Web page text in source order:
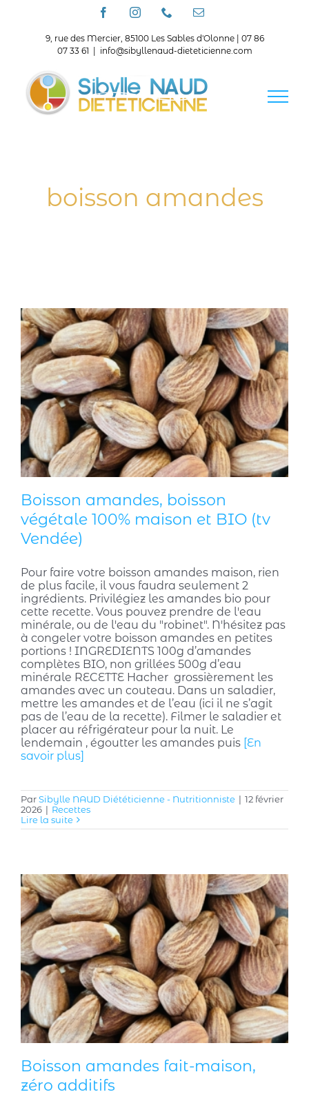
FacebookInstagramTéléphoneEmail
9, rue des Mercier, 85100 Les Sables d'Olonne | 07 86
07 33 61
info@sibyllenaud-dieteticienne.com
boisson amandes
Boisson amandes, boisson
végétale 100% maison et BIO (tv
Vendée)
Pour faire votre boisson amandes maison, rien
de plus facile, il vous faudra seulement 2
ingrédients. Privilégiez les amandes bio pour
cette recette. Vous pouvez prendre de l'eau
minérale, ou de l'eau du "robinet". N'hésitez pas
à congeler votre boisson amandes en petites
portions ! INGREDIENTS 100g d’amandes
complètes BIO, non grillées 500g d’eau
minérale RECETTE Hacher grossièrement les
amandes avec un couteau. Dans un saladier,
mettre les amandes et de l’eau (ici il ne s’agit
pas de l’eau de la recette). Filmer le saladier et
placer au réfrigérateur pour la nuit. Le
lendemain , égoutter les amandes puis [En
savoir plus]
ParSibylle NAUD Diététicienne - Nutritionniste | 12 février
2026 | Recettes
Lire la suite
Boisson amandes fait-maison,
zéro additifs